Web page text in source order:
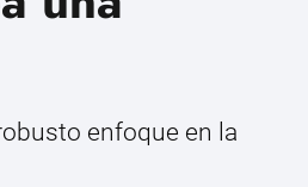
enfoque en la